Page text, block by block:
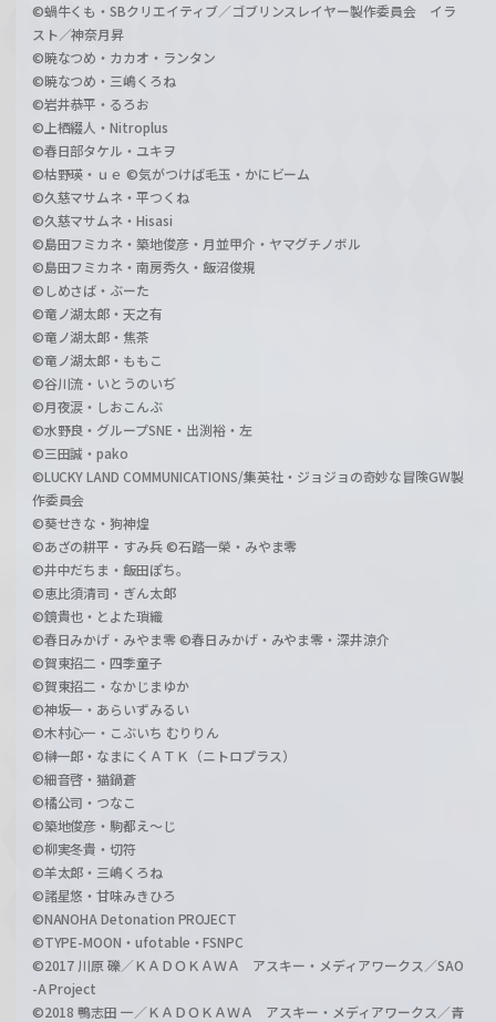
©蝸牛くも・SBクリエイティブ／ゴブリンスレイヤー製作委員会 イラ
スト／神奈月昇
©暁なつめ・カカオ・ランタン
©暁なつめ・三嶋くろね
©岩井恭平・るろお
©上栖綴人・Nitroplus
©春日部タケル・ユキヲ
©枯野瑛・ｕｅ ©気がつけば毛玉・かにビーム
©久慈マサムネ・平つくね
©久慈マサムネ・Hisasi
©島田フミカネ・築地俊彦・月並甲介・ヤマグチノボル
©島田フミカネ・南房秀久・飯沼俊規
©しめさば・ぶーた
©竜ノ湖太郎・天之有
©竜ノ湖太郎・焦茶
©竜ノ湖太郎・ももこ
©谷川流・いとうのいぢ
©月夜涙・しおこんぶ
©水野良・グループSNE・出渕裕・左
©三田誠・pako
©LUCKY LAND COMMUNICATIONS/集英社・ジョジョの奇妙な冒険GW製
作委員会
©葵せきな・狗神煌
©あざの耕平・すみ兵 ©石踏一榮・みやま零
©井中だちま・飯田ぽち。
©恵比須清司・ぎん太郎
©鏡貴也・とよた瑣織
©春日みかげ・みやま零 ©春日みかげ・みやま零・深井涼介
©賀東招二・四季童子
©賀東招二・なかじまゆか
©神坂一・あらいずみるい
©木村心一・こぶいち むりりん
©榊一郎・なまにくＡＴＫ（ニトロプラス）
©細音啓・猫鍋蒼
©橘公司・つなこ
©築地俊彦・駒都え～じ
©柳実冬貴・切符
©羊太郎・三嶋くろね
©諸星悠・甘味みきひろ
©NANOHA Detonation PROJECT
©TYPE-MOON・ufotable・FSNPC
©2017 川原 礫／ＫＡＤＯＫＡＷＡ アスキー・メディアワークス／SAO
-A Project
©2018 鴨志田 一／ＫＡＤＯＫＡＷＡ アスキー・メディアワークス／青